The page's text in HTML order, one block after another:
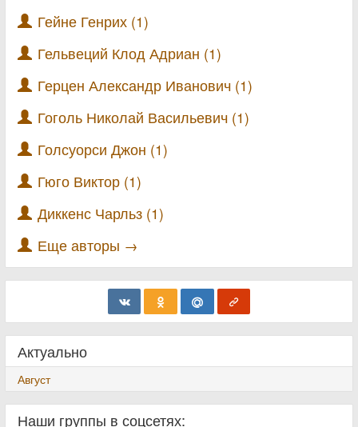
Гейне Генрих (1)
Гельвеций Клод Адриан (1)
Герцен Александр Иванович (1)
Гоголь Николай Васильевич (1)
Голсуорси Джон (1)
Гюго Виктор (1)
Диккенс Чарльз (1)
Еще авторы →
Актуально
Август
Наши группы в соцсетях: